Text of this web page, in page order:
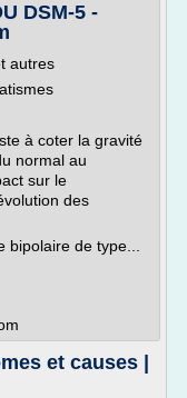
DSM-5 -
autres
à coter la gravité
normal au
sur le
des
de type...
et causes |